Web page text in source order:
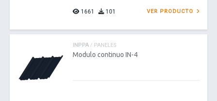
1661 101 VER PRODUCTO
INPPA/ PANELES
Modulo continuo IN-4